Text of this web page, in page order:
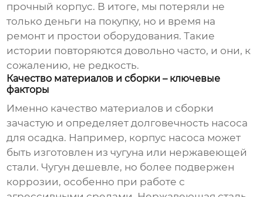
прочный корпус. В итоге, мы потеряли не
только деньги на покупку, но и время на
ремонт и простои оборудования. Такие
истории повторяются довольно часто, и они, к
сожалению, не редкость.
Качество материалов и сборки – ключевые
факторы
Именно качество материалов и сборки
зачастую и определяет долговечность насоса
для осадка. Например, корпус насоса может
быть изготовлен из чугуна или нержавеющей
стали. Чугун дешевле, но более подвержен
коррозии, особенно при работе с